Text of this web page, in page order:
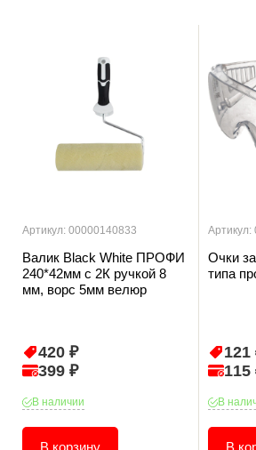
Артикул: 00000140833
Валик Black White ПРОФИ
240*42мм с 2К ручкой 8
мм, ворс 5мм велюр
420 ₽
399 ₽
В наличии
В корзину
Артикул:
Очки
типа
121
115
В
В